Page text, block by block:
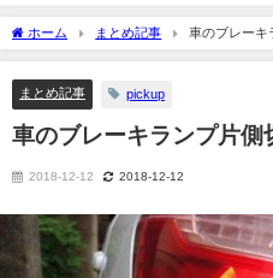
ホーム まとめ記事 車のブレーキ
まとめ記事 pickup
車のブレーキランプ片側
2018-12-12 2018-12-12